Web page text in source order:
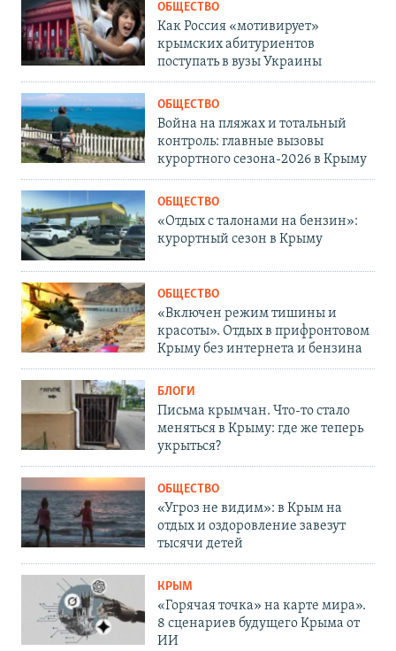
ОБЩЕСТВО
Как Россия «мотивирует»
крымских абитуриентов
поступать в вузы Украины
ОБЩЕСТВО
Война на пляжах и тотальный
контроль: главные вызовы
курортного сезона-2026 в Крыму
ОБЩЕСТВО
«Отдых с талонами на бензин»:
курортный сезон в Крыму
ОБЩЕСТВО
«Включен режим тишины и
красоты». Отдых в прифронтовом
Крыму без интернета и бензина
БЛОГИ
Письма крымчан. Что-то стало
меняться в Крыму: где же теперь
укрыться?
ОБЩЕСТВО
«Угроз не видим»: в Крым на
отдых и оздоровление завезут
тысячи детей
КРЫМ
«Горячая точка» на карте мира».
8 сценариев будущего Крыма от
ИИ